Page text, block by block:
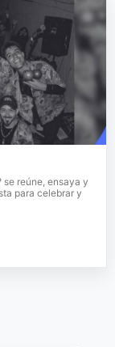
se reúne, ensaya y
para celebrar y